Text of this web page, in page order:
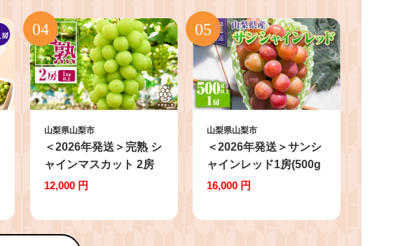
山梨県山梨市
＜2026年発送＞完熟 シ
ャインマスカット 2房
(1kg以上) 世界農業遺産
12,000 円
山梨県山梨市
＜2026年発送＞サンシ
ャインレッド1房(500g
以上)【1613539】
16,000 円